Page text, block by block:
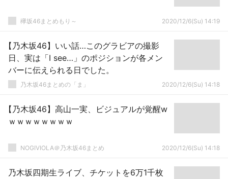
欅坂46まとめもり～ 2020/12/6(Su) 14:19
【乃木坂46】いい話…このグラビアの撮影
日、実は「I see…」のポジションが各メン
バーに伝えられる日でした。
乃木坂46まとめの「ま」 2020/12/6(Su) 14:18
【乃木坂46】高山一実、ビジュアルが覚醒w
ｗｗｗｗｗｗｗｗ
NOGIVIOLA＠乃木坂46まとめ 2020/12/6(Su) 14:18
乃木坂四期生ライブ、チケットを6万1千枚